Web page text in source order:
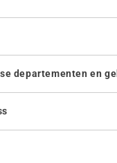
departementen en